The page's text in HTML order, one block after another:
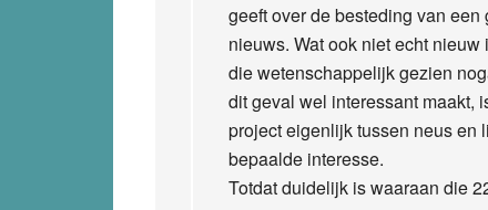
geeft over de besteding van
nieuws. Wat ook niet echt
die wetenschappelijk gezien
dit geval wel interessant maakt,
project eigenlijk tussen neus en
bepaalde interesse.
Totdat duidelijk is waaraan die